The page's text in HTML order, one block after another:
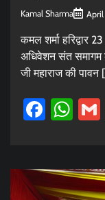
Kamal Sharma
कमल शर्मा हरिद्वार
अधिवेशन संत
जी महाराज की पावन